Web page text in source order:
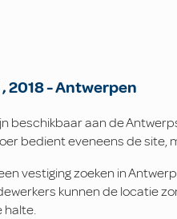
,2018-Antwerpen
beschikbaar aan de
bedient eveneens de site,
vestiging zoeken in
kunnen de locatie
halte.